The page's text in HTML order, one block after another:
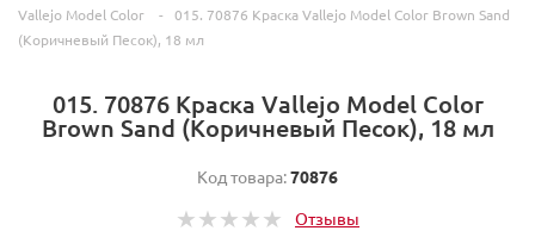
Vallejo Model Color
-
015. 70876 Краска Vallejo Model Color Brown Sand
(Коричневый Песок), 18 мл
015. 70876 Краска Vallejo Model Color
Brown Sand (Коричневый Песок), 18 мл
Код товара:70876
Отзывы